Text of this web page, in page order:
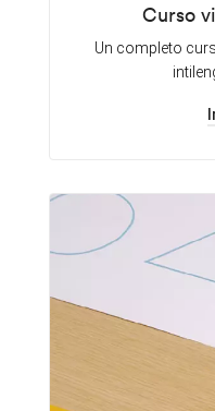
Curso
Un completo